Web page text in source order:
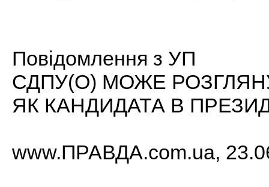
Повідомлення з УП
СДПУ(О) МОЖЕ
ЯК КАНДИДАТА В
www.ПРАВДА.com.ua,